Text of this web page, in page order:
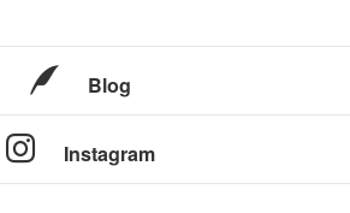
Blog
Instagram